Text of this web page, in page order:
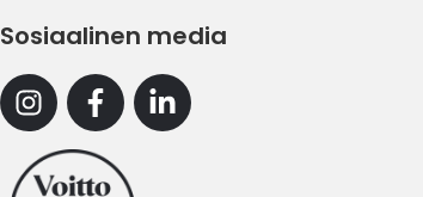
Sosiaalinen media
InstagramFacebookLinkedin